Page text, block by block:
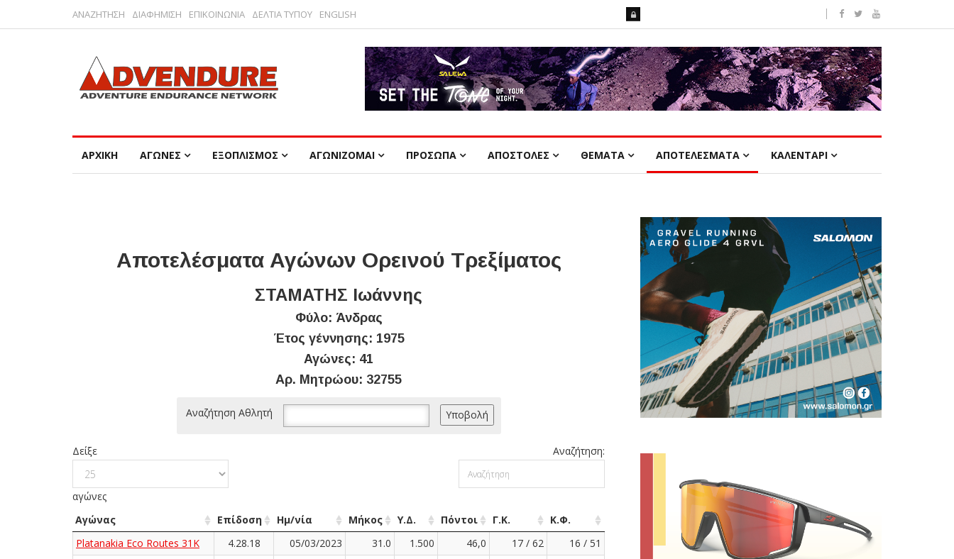
ΑΝΑΖΗΤΗΣΗ ΔΙΑΦΗΜΙΣΗ ΕΠΙΚΟΙΝΩΝΙΑ ΔΕΛΤΙΑ ΤΥΠΟΥ ENGLISH
ΑΡΧΙΚΗ ΑΓΩΝΕΣ ΕΞΟΠΛΙΣΜΟΣ ΑΓΩΝΙΖΟΜΑΙ ΠΡΟΣΩΠΑ ΑΠΟΣΤΟΛΕΣ ΘΕΜΑΤΑ ΑΠΟΤΕΛΕΣΜΑΤΑ ΚΑΛΕΝΤΑΡΙ
Αποτελέσματα Αγώνων Ορεινού Τρεξίματος
ΣΤΑΜΑΤΗΣ Ιωάννης
Φύλο: Άνδρας
Έτος γέννησης: 1975
Αγώνες: 41
Αρ. Μητρώου: 32755
Αναζήτηση Αθλητή
Δείξε
αγώνες
Αναζήτηση:
Αγώνας Επίδοση Ημ/νία Μήκος Υ.Δ. Πόντοι Γ.Κ.
Κ.Φ.
Platanakia Eco Routes 31K
4.28.18 05/03/2023 31.0 1.500 46,0 17 / 62
16 / 51